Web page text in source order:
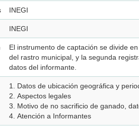
INEGI
INEGI
El instrumento de captación se divide
del rastro municipal, y la segunda
datos del informante.
1. Datos de ubicación geográfica y
2. Aspectos legales
3. Motivo de no sacrificio de ganado,
4. Atención a Informantes